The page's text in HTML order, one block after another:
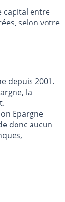
entre
selon votre
depuis 2001.
la
Epargne
donc aucun